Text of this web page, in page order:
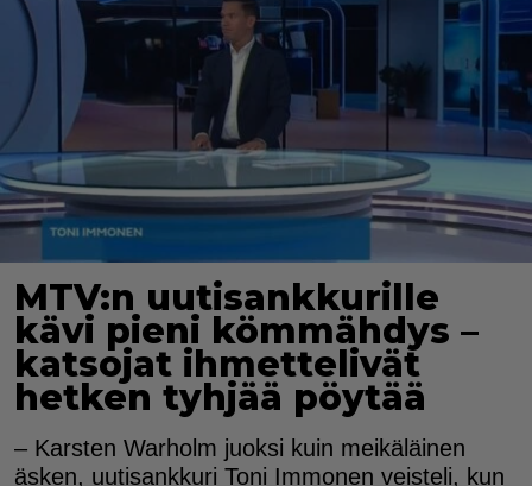
MTV:n uutisankkurille
kävi pieni kömmähdys –
katsojat ihmettelivät
hetken tyhjää pöytää
– Karsten Warholm juoksi kuin meikäläinen
äsken, uutisankkuri Toni Immonen veisteli, kun